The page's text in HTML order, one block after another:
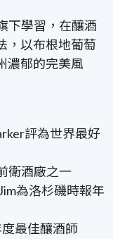
下學習，在釀酒
，以布根地葡萄
濃郁的完美風
評為世界最好
衛酒廠之一
為洛杉磯時報年
最佳釀酒師